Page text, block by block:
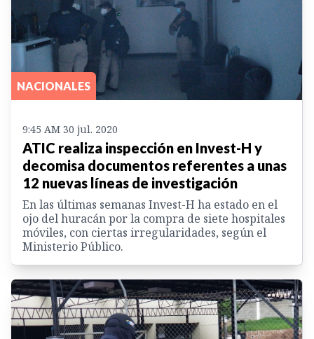
NACIONALES
9:45 AM 30 jul. 2020
ATIC realiza inspección en Invest-H y
decomisa documentos referentes a unas
12 nuevas líneas de investigación
En las últimas semanas Invest-H ha estado en el
ojo del huracán por la compra de siete hospitales
móviles, con ciertas irregularidades, según el
Ministerio Público.